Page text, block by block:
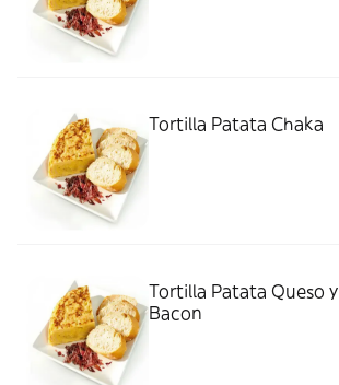
Tortilla Patata Chaka
Tortilla Patata Queso y
Bacon